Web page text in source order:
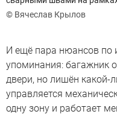
© Вячеслав Крылов
И ещё пара нюансов по
упоминания: багажник
двери, но лишён какой-
управляется
одну зону и работает